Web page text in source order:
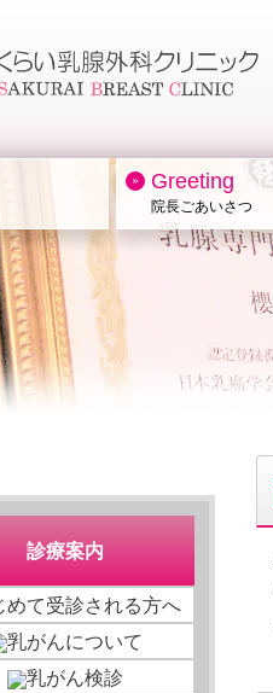
Greeting
院長ごあいさつ
診療案内
めて受診される方へ
乳がんについて
乳がん検診